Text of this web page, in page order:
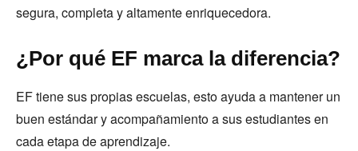
segura, completa y altamente enriquecedora.
¿Por qué EF marca la diferencia?
EF tiene sus propias escuelas, esto ayuda a mantener un
buen estándar y acompañamiento a sus estudiantes en
cada etapa de aprendizaje.